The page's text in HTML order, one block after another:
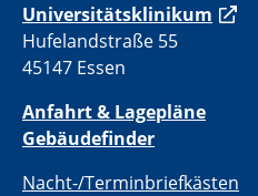
Universitätsklinikum
Hufelandstraße 55
45147 Essen
Anfahrt & Lagepläne
Gebäudefinder
Nacht-/Terminbriefkästen